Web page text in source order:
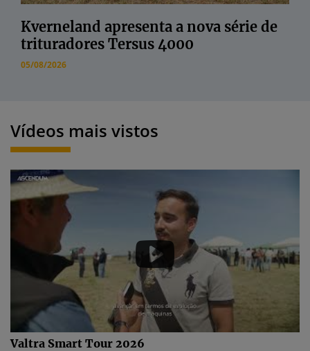
Kverneland apresenta a nova série de
trituradores Tersus 4000
05/08/2026
Vídeos mais vistos
Valtra Smart Tour 2026